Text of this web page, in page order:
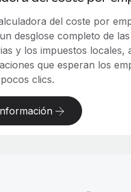
del coste por
desglose completo de
y los impuestos locales,
que esperan los
clics.